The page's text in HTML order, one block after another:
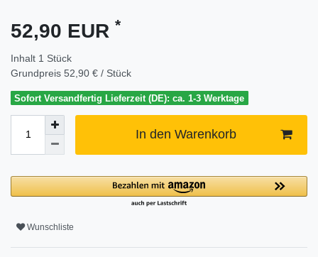
52,90 EUR *
Inhalt 1 Stück
Grundpreis 52,90 € / Stück
Sofort Versandfertig Lieferzeit (DE): ca. 1-3 Werktage
In den Warenkorb
Wunschliste